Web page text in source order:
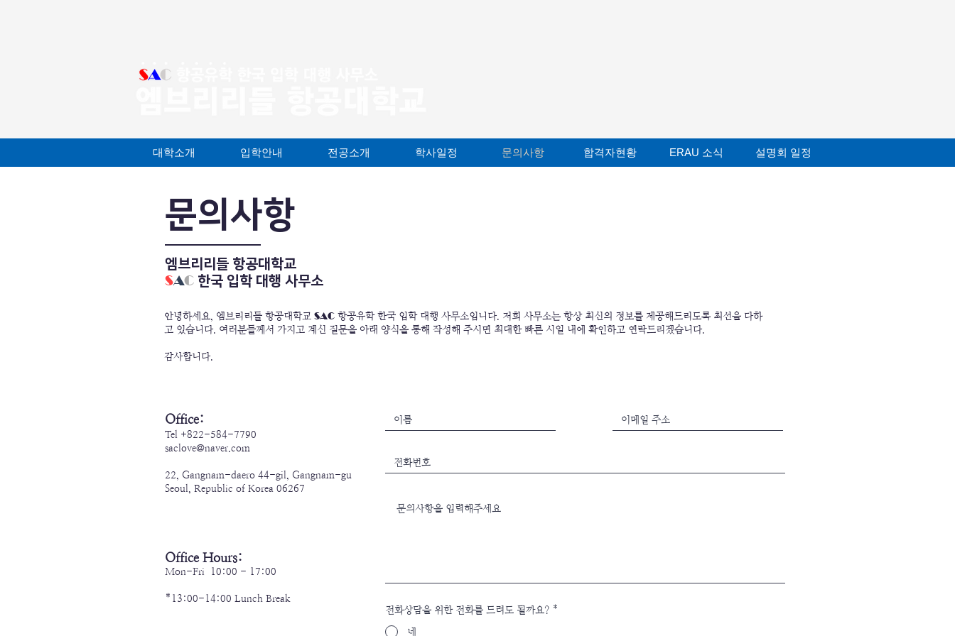
대학소개 입학안내 전공소개 학사일정 문의사항 합격자현황 ERAU 소식 설명회 일정
문의사항
엠브리리들 항공대학교
SAC 한국 입학 대행 사무소
​안녕하세요, 엠브리리들 항공대학교 SAC 항공유학 한국 입학 대행 사무소입니다. 저희 사무소는 항상 최신의 정보를 제공해드리도록 최선을 다하
고 있습니다. 여러분들께서 가지고 계신 질문을 아래 양식을 통해 작성해 주시면 최대한 빠른 시일 내에 확인하고 연락드리겠습니다.
​감사합니다.
Office:
Tel +822-584-7790
saclove@naver.com
22, Gangnam-daero 44-gil, Gangnam-gu
Seoul, Republic of Korea 06267
Office Hours:
Mon-Fri 10:00 - 17:00
*13:00-14:00 Lunch Break
전화상담을 위한 전화를 드려도 될까요? *
네